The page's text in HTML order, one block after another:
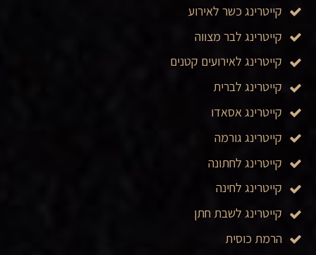
קייטרינג כשר לאירוע
קייטרינג לבר מצווה
קייטרינג לאירועים קטנים
קייטרינג לברית
קייטרינג אסאדו
קייטרינג גורמה
קייטרינג לחתונה
קייטרינג לחינה
קייטרינג לשבת חתן
הרמת כוסית